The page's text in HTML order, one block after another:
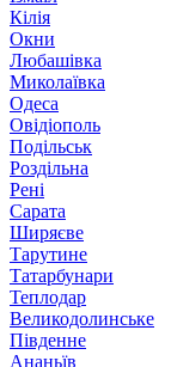
Кілія
Окни
Любашівка
Миколаївка
Одеса
Овідіополь
Подільськ
Роздільна
Рені
Сарата
Ширяєве
Тарутине
Татарбунари
Теплодар
Великодолинське
Південне
Ананьїв